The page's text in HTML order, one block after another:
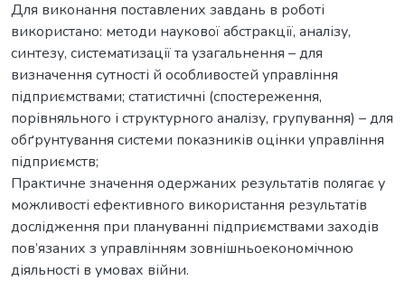
Для виконання поставлених завдань в роботі
використано: методи наукової абстракції, аналізу,
синтезу, систематизації та узагальнення – для
визначення сутності й особливостей управління
підприємствами; статистичні (спостереження,
порівняльного і структурного аналізу, групування) – для
обґрунтування системи показників оцінки управління
підприємств;
Практичне значення одержаних результатів полягає у
можливості ефективного використання результатів
дослідження при плануванні підприємствами заходів
пов’язаних з управлінням зовнішньоекономічною
діяльності в умовах війни.